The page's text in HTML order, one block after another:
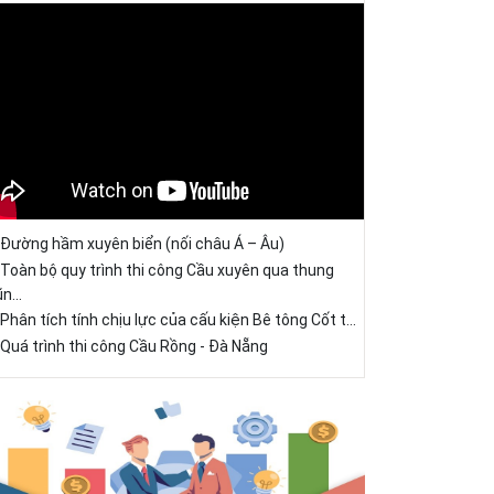
Đường hầm xuyên biển (nối châu Á – Âu)
Toàn bộ quy trình thi công Cầu xuyên qua thung
Phân tích tính chịu lực của cấu kiện Bê tông Cốt t...
Quá trình thi công Cầu Rồng - Đà Nẵng